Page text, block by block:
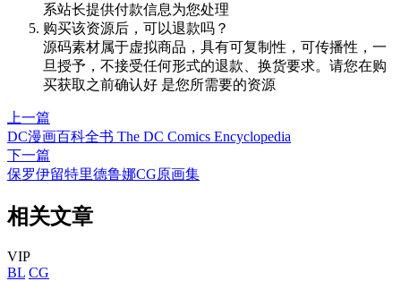
系站长提供付款信息为您处理
购买该资源后，可以退款吗？
源码素材属于虚拟商品，具有可复制性，可传播性，一
旦授予，不接受任何形式的退款、换货要求。请您在购
买获取之前确认好 是您所需要的资源
上一篇
DC漫画百科全书 The DC Comics Encyclopedia
下一篇
保罗伊留特里德鲁娜CG原画集
相关文章
VIP
BL CG